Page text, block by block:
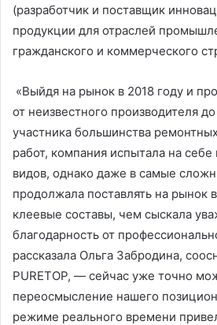
(разработчик и поставщик
продукции для отраслей
гражданского и коммерческого
«Выйдя на рынок в 2018 году и
от неизвестного производителя
участника большинства
работ, компания испытала на себе
видов, однако даже в самые
продолжала поставлять на рынок
клеевые составы, чем сыскала
благодарность от
рассказала Ольга Забродина,
PURETOP, — сейчас уже точно
переосмысление нашего
режиме реального времени